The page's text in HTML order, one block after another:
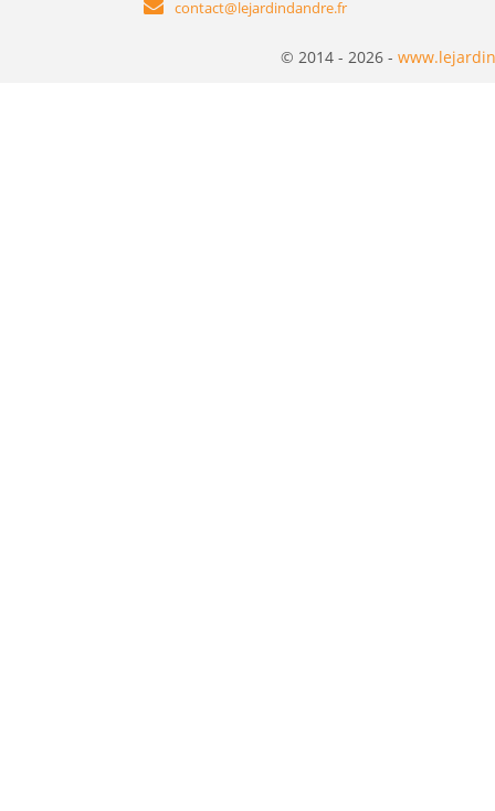
contact@lejardindandre.fr
© 2014 - 2026 -